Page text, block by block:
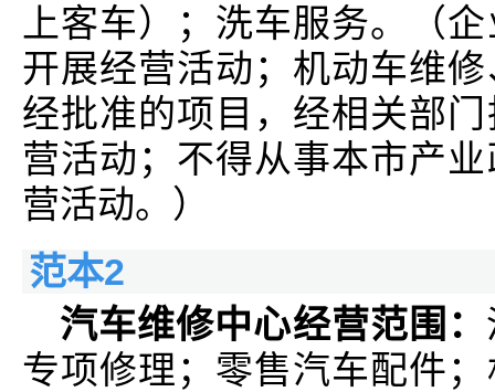
上客车）；洗车服务。（
开展经营活动；机动车维
经批准的项目，经相关部
营活动；不得从事本市产
营活动。）
范本2
汽车维修中心经营范围：
专项修理；零售汽车配件